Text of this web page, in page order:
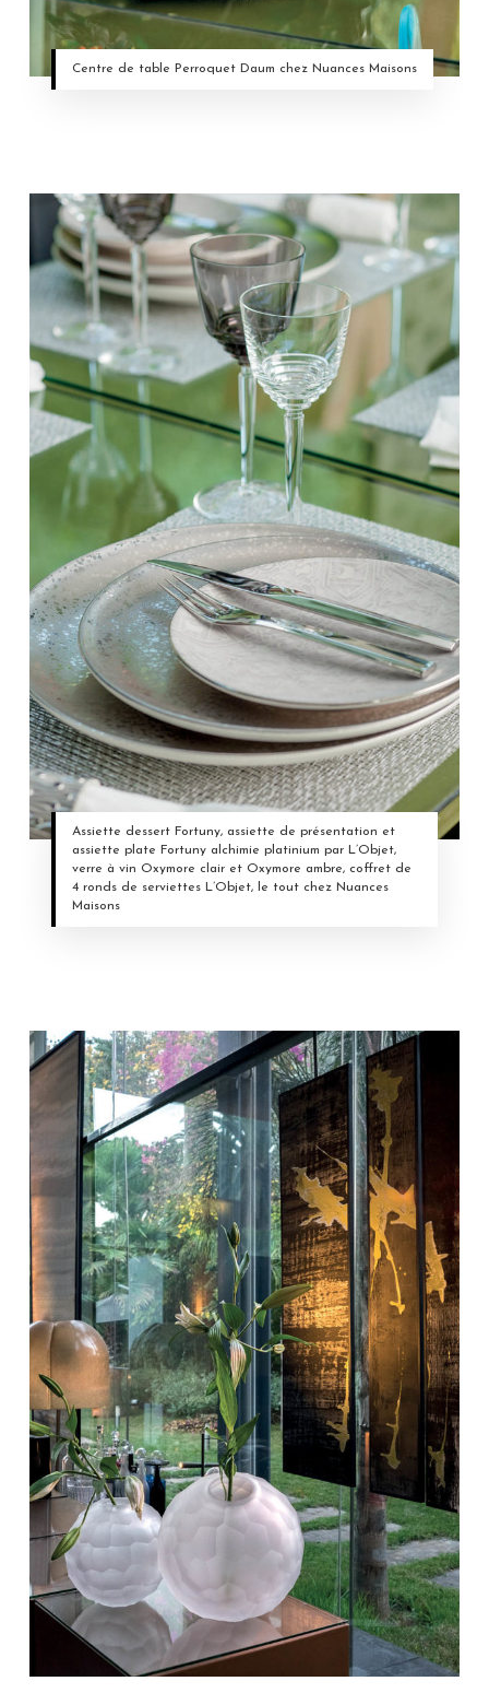
Centre de table Perroquet Daum chez Nuances Maisons
Assiette dessert Fortuny, assiette de présentation et
assiette plate Fortuny alchimie platinium par L’Objet,
verre à vin Oxymore clair et Oxymore ambre, coffret de
4 ronds de serviettes L’Objet, le tout chez Nuances
Maisons